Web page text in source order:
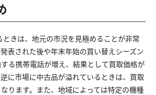
きは、地元の市況を見極めることが非常
表された後や年末年始の買い替えシーズン
る携帯電話が増え、結果として買取価格が
に市場に中古品が溢れているときは、買取
ります。また、地域によっては特定の機種